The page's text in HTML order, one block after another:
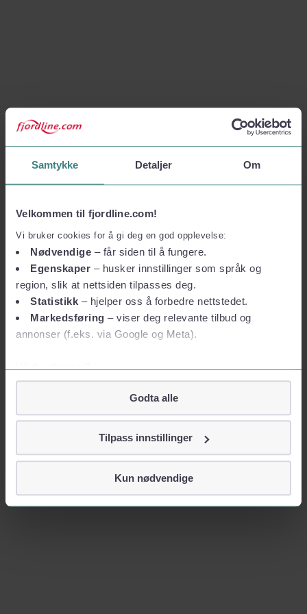
Samtykke Detaljer Om
Velkommen til fjordline.com!
Vi bruker cookies for å gi deg en god opplevelse:
Nødvendige – får siden til å fungere.
Egenskaper – husker innstillinger som språk og
region, slik at nettsiden tilpasses deg.
Statistikk – hjelper oss å forbedre nettstedet.
Markedsføring – viser deg relevante tilbud og
annonser (f.eks. via Google og Meta).
Vil du vite mer?
Om informasjonskapsler
Googles retningslinjer for personvern
Vi tar ditt personvern på alvor
identifiserer deg, som navn eller telefonnummer.
Godta alle
Tilpass innstillinger
Kun nødvendige